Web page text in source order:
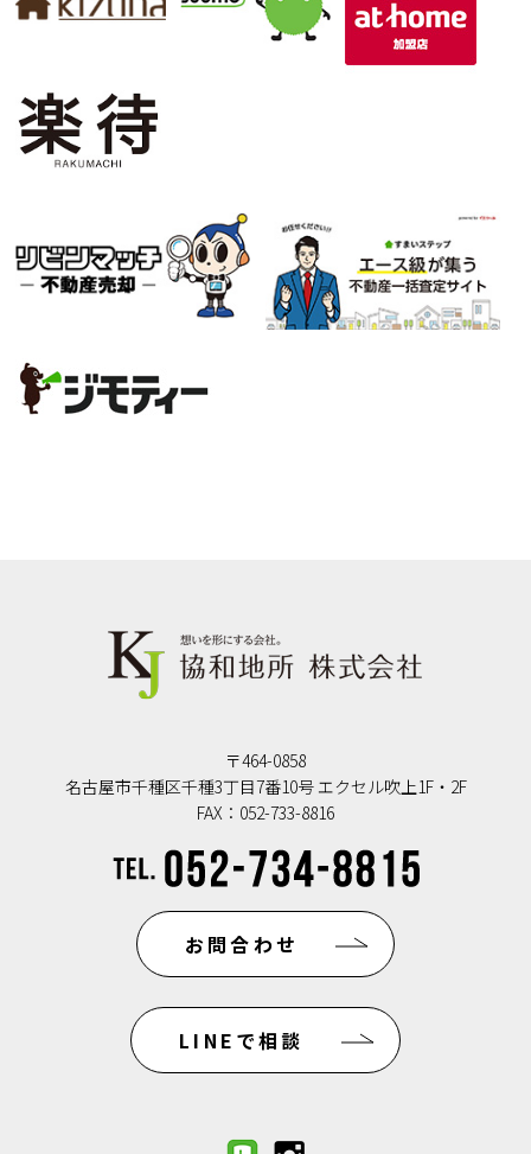
〒464-0858
名古屋市千種区千種3丁目7番10号 エクセル吹上1F・2F
FAX：052-733-8816
お問合わせ
LINEで相談